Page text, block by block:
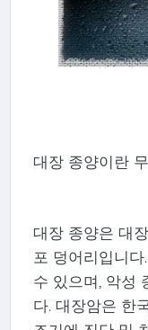
대장 종양이란
대장 종양은 대
포 덩어리입니
수 있으며, 악성
다. 대장암은 한